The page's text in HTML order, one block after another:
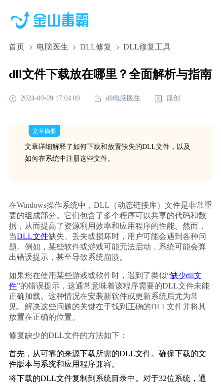
首页 电脑医生 DLL修复 DLL修复工具
dll文件下载放在哪里？全面解析与指南
2024-09-09 17:04:09 dll电脑医生 原创
文章摘要
文章详细解释了如何下载和放置缺失的DLL文件，以及
如何在系统中注册这些文件。
在Windows操作系统中，DLL（动态链接库）文件是非常重
要的组成部分。它们包含了多个程序可以共享的代码和数
据，从而提高了资源利用效率和应用程序的性能。然而，
当DLL文件缺失、丢失或损坏时，用户可能会遇到各种问
题。例如，某些软件或游戏可能无法启动，系统可能会弹
出错误提示，甚至导致系统崩溃。
如果您在使用某些游戏或软件时，遇到了类似“缺少dll文
件”的错误提示，这通常意味着该程序需要的DLL文件未能
正确加载。这种情况在安装新软件或更新系统后尤为常
见。解决这些问题的关键在于找到正确的DLL文件并将其
放置在正确的位置。
修复缺少的DLL文件的方法如下：
首先，从可靠的来源下载所需的DLL文件。确保下载的文
件版本与系统和应用程序兼容。
将下载的DLL文件复制到系统目录中。对于32位系统，通